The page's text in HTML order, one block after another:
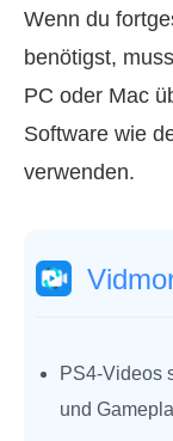
Wenn du
benötigst,
PC oder Mac
Software wie
verwenden.
PS4‑Videos
und